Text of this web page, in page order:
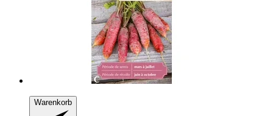
Warenkorb